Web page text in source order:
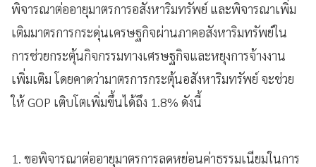
พิจารณาต่ออายุมาตรการอสังหาริมทรัพย์ และพิจารณาเพิ่ม
เติมมาตรการกระดุ่นเครษฐกิจผ่านภาคอสังหาริมทรัพย์ใน
การช่วยกระตุ้นกิจกรรมทางเศรษฐกิจและหยุงการจ้างงาน
เพิ่มเติม โดยคาดว่ามาตรการกระตุ้นอสังหาริมทรัพย์ จะช่วย
ให้ GOP เติบโตเพิ่มขึ้นได้ถึง 1.8% ดังนี้
1. ขอพิจารณาต่ออายุมาตรการลดหย่อนค่าธรรมเนียมในการ